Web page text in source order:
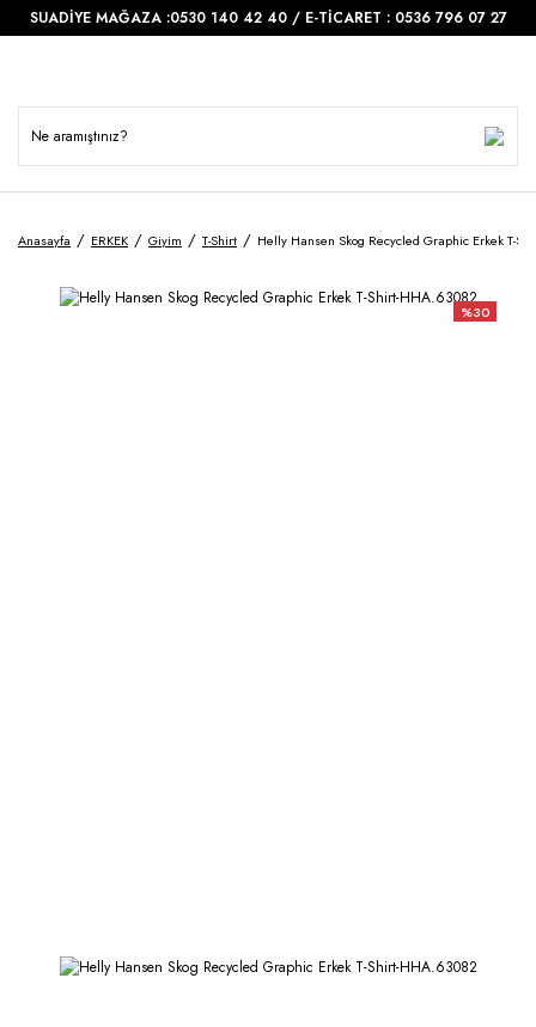
SUADİYE MAĞAZA :0530 140 42 40 / E-TİCARET : 0536 796 07 27
Anasayfa ERKEK Giyim T-Shirt Helly Hansen Skog Recycled Graphic Erkek T-
%30